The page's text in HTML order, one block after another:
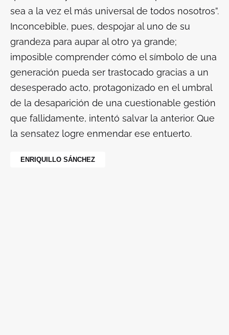
sea a la vez el más universal de todos nosotros”.
Inconcebible, pues, despojar al uno de su
grandeza para aupar al otro ya grande;
imposible comprender cómo el símbolo de una
generación pueda ser trastocado gracias a un
desesperado acto, protagonizado en el umbral
de la desaparición de una cuestionable gestión
que fallidamente, intentó salvar la anterior. Que
la sensatez logre enmendar ese entuerto.
ENRIQUILLO SÁNCHEZ